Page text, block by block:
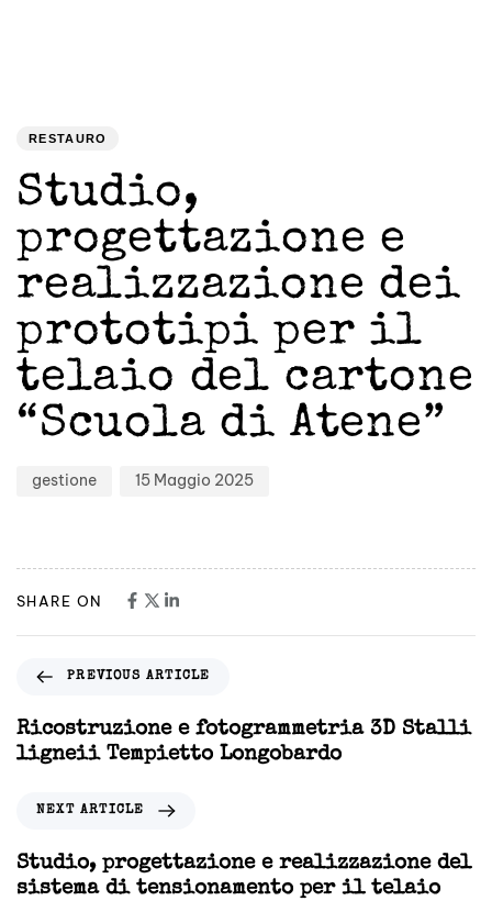
RESTAURO
Studio,
progettazione e
realizzazione dei
prototipi per il
telaio del cartone
“Scuola di Atene”
gestione 15 Maggio 2025
SHARE ON
PREVIOUS ARTICLE
Ricostruzione e fotogrammetria 3D Stalli
ligneii Tempietto Longobardo
NEXT ARTICLE
Studio, progettazione e realizzazione del
sistema di tensionamento per il telaio